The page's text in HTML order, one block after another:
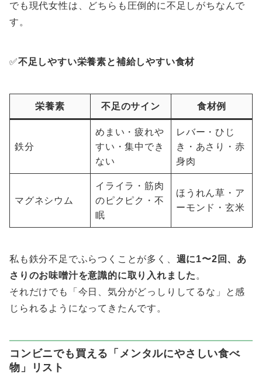
でも現代女性は、どちらも圧倒的に不足しがちなんで
す。
✅不足しやすい栄養素と補給しやすい食材
栄養素 不足のサイン 食材例
鉄分
めまい・疲れや
すい・集中でき
ない
レバー・ひじ
き・あさり・赤
身肉
マグネシウム
イライラ・筋肉
のピクピク・不
眠
ほうれん草・ア
ーモンド・玄米
私も鉄分不足でふらつくことが多く、 週に1〜2回、あ
さりのお味噌汁を意識的に取り入れました 。
それだけでも「今日、気分がどっしりしてるな」と感
じられるようになってきたんです。
コンビニでも買える「メンタルにやさしい食べ
物」リスト